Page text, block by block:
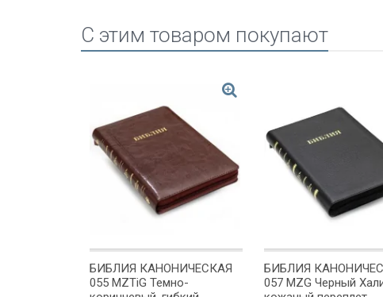
C этим товаром покупают
БИБЛИЯ КАНОНИЧЕСКАЯ
055 MZTiG Темно-
БИБЛИЯ
057 MZG Черный